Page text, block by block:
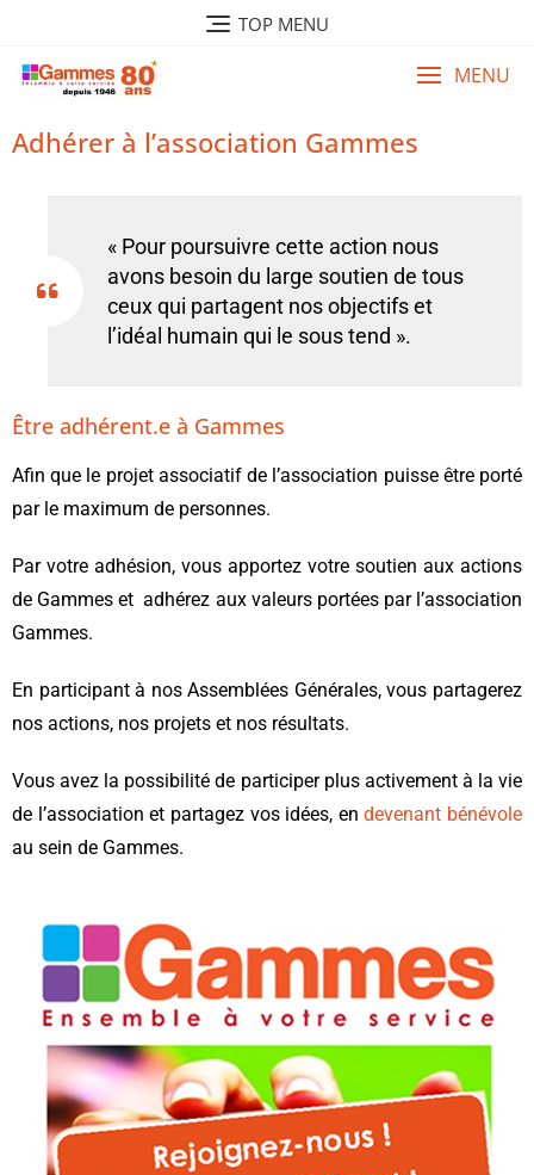
TOP MENU
MENU
Adhérer à l’association Gammes
« Pour poursuivre cette action nous
avons besoin du large soutien de tous
ceux qui partagent nos objectifs et
l’idéal humain qui le sous tend ».
Être adhérent.e à Gammes
Afin que le projet associatif de l’association puisse être porté
par le maximum de personnes.
Par votre adhésion, vous apportez votre soutien aux actions
de Gammes et adhérez aux valeurs portées par l’association
Gammes.
En participant à nos Assemblées Générales, vous partagerez
nos actions, nos projets et nos résultats.
Vous avez la possibilité de participer plus activement à la vie
de l’association et partagez vos idées, endevenant bénévole
au sein de Gammes.